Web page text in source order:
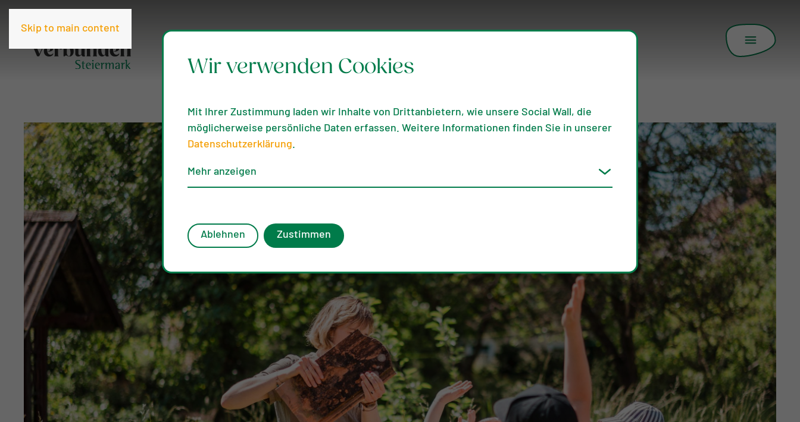
Skip to main content
Wir verwenden Cookies
Mit Ihrer Zustimmung laden wir Inhalte von Drittanbietern, wie unsere Social Wall, die
möglicherweise persönliche Daten erfassen. Weitere Informationen finden Sie in unserer
Datenschutzerklärung.
Mehr anzeigen
Ablehnen Zustimmen